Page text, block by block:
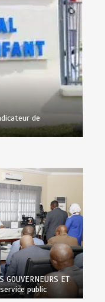
de
ET
public